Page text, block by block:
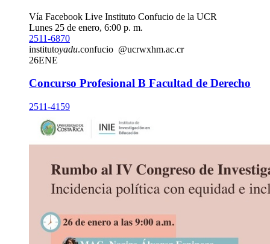
Vía Facebook Live Instituto Confucio de la UCR
Lunes 25 de enero, 6:00 p. m.
2511-6870
institutoyadu.confucio @ucrwxhm.ac.cr
26ENE
Concurso Profesional B Facultad de Derecho
2511-4159